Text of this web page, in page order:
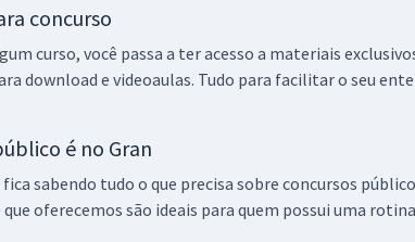
concurso
curso, você passa a ter acesso a materiais
download e videoaulas. Tudo para facilitar o seu
é no Gran
fica sabendo tudo o que precisa sobre concursos
oferecemos são ideais para quem possui uma